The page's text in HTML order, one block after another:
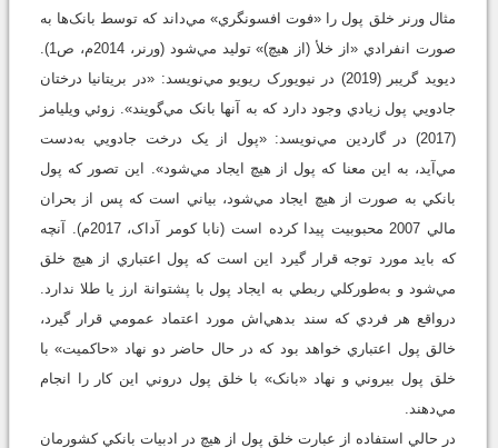
مثال ورنر خلق پول را «فوت افسونگري» مي‌داند که توسط بانک‌ها به
صورت انفرادي «از خلأ (از هيچ)» توليد مي‌شود (ورنر، 2014م، ص1).
ديويد گريبر (2019) در نيويورک ريويو مي‌نويسد: «در بريتانيا درختان
جادويي پول زيادي وجود دارد که به آنها بانک مي‌گويند». زوئي ويليامز
(2017) در گاردين مي‌نويسد: «پول از يک درخت جادويي به‌دست
مي‌آيد، به اين معنا که پول از هیچ ايجاد مي‌شود». اين تصور که پول
بانکي به صورت از هيچ ايجاد مي‌شود، بياني است که پس از بحران
مالي 2007 محبوبيت پيدا کرده است (نابا کومر آداک، 2017م). آنچه
که بايد مورد توجه قرار گيرد اين است که پول اعتباري از هيچ خلق
مي‌شود و به‌طورکلي ربطي به ايجاد پول با پشتوانة ارز يا طلا ندارد.
درواقع هر فردي که سند بدهي‌اش مورد اعتماد عمومي قرار گيرد،
خالق پول اعتباري خواهد بود که در حال حاضر دو نهاد «حاکميت» با
خلق پول بيروني و نهاد «بانک» با خلق پول دروني اين کار را انجام
مي‌دهند.
در حالي استفاده از عبارت خلق پول از هيچ در ادبيات بانکي کشورمان